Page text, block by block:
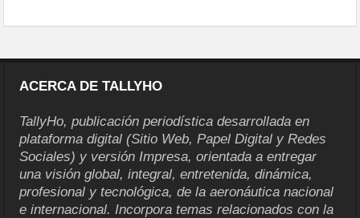
ACERCA DE TALLYHO
TallyHo, publicación periodística desarrollada en
plataforma digital (Sitio Web, Papel Digital y Redes
Sociales) y versión Impresa, orientada a entregar
una visión global, integral, entretenida, dinámica,
profesional y tecnológica, de la aeronáutica nacional
e internacional. Incorpora temas relacionados con la